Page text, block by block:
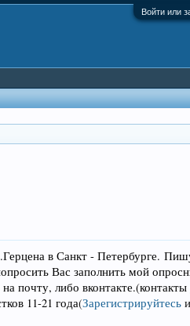
Войти или
в Санкт - Петербурге.
Вас заполнить мой
почту, либо
11-21 года(Зарегистрируйтесь